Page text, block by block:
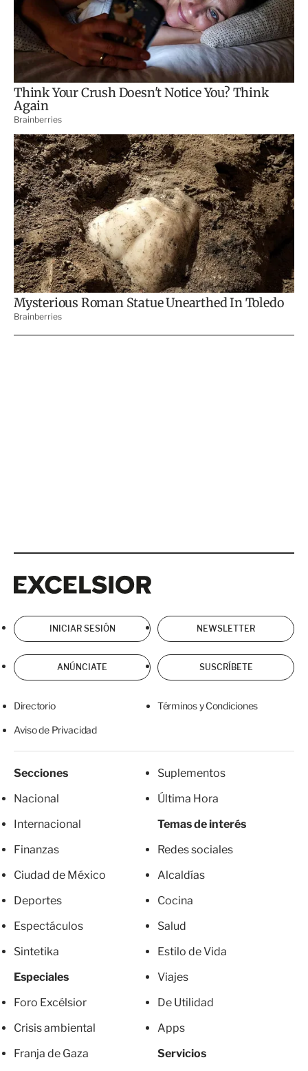
INICIAR SESIÓN NEWSLETTER
ANÚNCIATE SUSCRÍBETE
Directorio Términos y Condiciones
Aviso de Privacidad
Secciones
Nacional
Internacional
Finanzas
Ciudad de México
Deportes
Espectáculos
Sintetika
Especiales
Foro Excélsior
Crisis ambiental
Franja de Gaza
Suplementos
Última Hora
Temas de interés
Redes sociales
Alcaldías
Cocina
Salud
Estilo de Vida
Viajes
De Utilidad
Apps
Servicios